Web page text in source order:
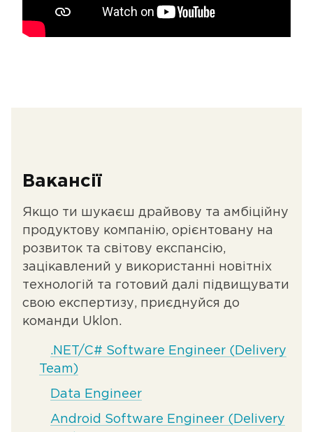
Вакансії
Якщо ти шукаєш драйвову та амбіційну
продуктову компанію, орієнтовану на
розвиток та світову експансію,
зацікавлений у використанні новітніх
технологій та готовий далі підвищувати
свою експертизу, приєднуйся до
команди Uklon.
.NET/C# Software Engineer (Delivery
Team)
Data Engineer
Android Software Engineer (Delivery